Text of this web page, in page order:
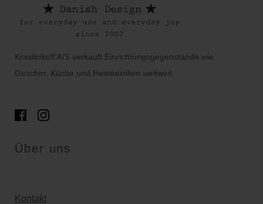
Krasilnikoff A/S verkauft Einrichtungsgegenstände wie
Geschirr, Küche und Heimtextilien weltweit.
Über uns
Kontakt